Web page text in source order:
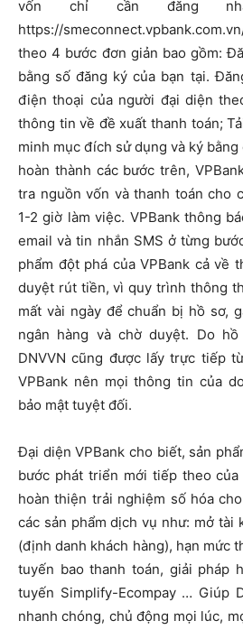
vốn chỉ cần đăng
https://
theo 4 bước đơn giản bao gồm:
bằng số đăng ký của bạn tại.
điện thoại của người đại diện
thông tin về đề xuất thanh toán;
minh mục đích sử dụng và ký
hoàn thành các bước trên,
tra nguồn vốn và thanh toán cho
1-2 giờ làm việc. VPBank thông
email và tin nhắn SMS ở từng
phẩm đột phá của VPBank cả về
duyệt rút tiền, vì quy trình thông
mất vài ngày để chuẩn bị hồ sơ,
ngân hàng và chờ duyệt. Do
DNVVN cũng được lấy trực tiếp
VPBank nên mọi thông tin của
bảo mật tuyệt đối.
Đại diện VPBank cho biết, sản
bước phát triển mới tiếp theo
hoàn thiện trải nghiệm số hóa
các sản phẩm dịch vụ như: mở tài
(định danh khách hàng), hạn mức
tuyến bao thanh toán, giải pháp
tuyến Simplify-Ecompay … Giúp
nhanh chóng, chủ động mọi lúc,